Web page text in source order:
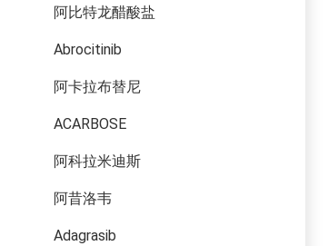
阿比特龙醋酸盐
Abrocitinib
阿卡拉布替尼
ACARBOSE
阿科拉米迪斯
阿昔洛韦
Adagrasib